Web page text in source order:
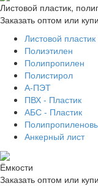
Листовой пластик,
Заказать оптом или
Листовой пластик
Полиэтилен
Полипропилен
Полистирол
А-ПЭТ
ПВХ - Пластик
АБС - Пластик
Анкерный лист
Ёмкости
Заказать оптом или